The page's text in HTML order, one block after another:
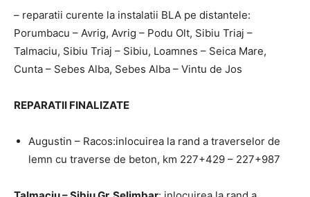
– reparatii curente la instalatii BLA pe distantele:
Porumbacu – Avrig, Avrig – Podu Olt, Sibiu Triaj –
Talmaciu, Sibiu Triaj – Sibiu, Loamnes – Seica Mare,
Cunta – Sebes Alba, Sebes Alba – Vintu de Jos
REPARATII FINALIZATE
Augustin – Racos:inlocuirea la rand a traverselor de
lemn cu traverse de beton, km 227+429 – 227+987